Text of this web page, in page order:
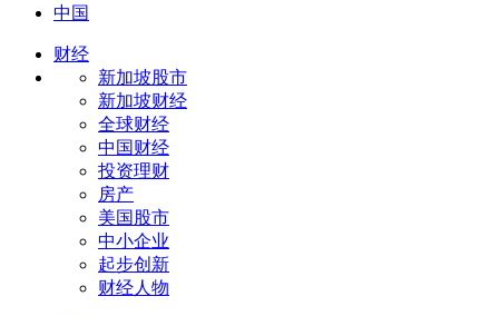
中国
财经
新加坡股市
新加坡财经
全球财经
中国财经
投资理财
房产
美国股市
中小企业
起步创新
财经人物